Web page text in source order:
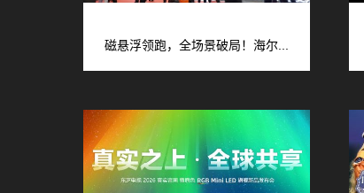
磁悬浮领跑，全场景破局！海尔...